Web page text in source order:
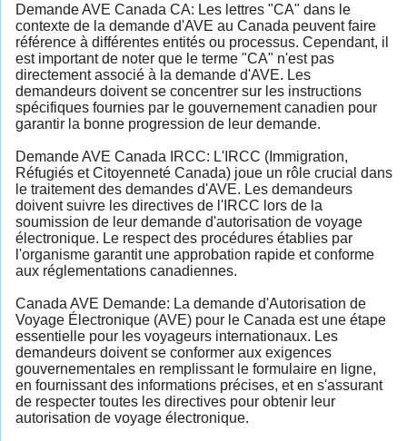
Demande AVE Canada CA: Les lettres "CA" dans le
contexte de la demande d'AVE au Canada peuvent faire
référence à différentes entités ou processus. Cependant, il
est important de noter que le terme "CA" n'est pas
directement associé à la demande d'AVE. Les
demandeurs doivent se concentrer sur les instructions
spécifiques fournies par le gouvernement canadien pour
garantir la bonne progression de leur demande.
Demande AVE Canada IRCC: L'IRCC (Immigration,
Réfugiés et Citoyenneté Canada) joue un rôle crucial dans
le traitement des demandes d'AVE. Les demandeurs
doivent suivre les directives de l'IRCC lors de la
soumission de leur demande d'autorisation de voyage
électronique. Le respect des procédures établies par
l'organisme garantit une approbation rapide et conforme
aux réglementations canadiennes.
Canada AVE Demande: La demande d'Autorisation de
Voyage Électronique (AVE) pour le Canada est une étape
essentielle pour les voyageurs internationaux. Les
demandeurs doivent se conformer aux exigences
gouvernementales en remplissant le formulaire en ligne,
en fournissant des informations précises, et en s'assurant
de respecter toutes les directives pour obtenir leur
autorisation de voyage électronique.